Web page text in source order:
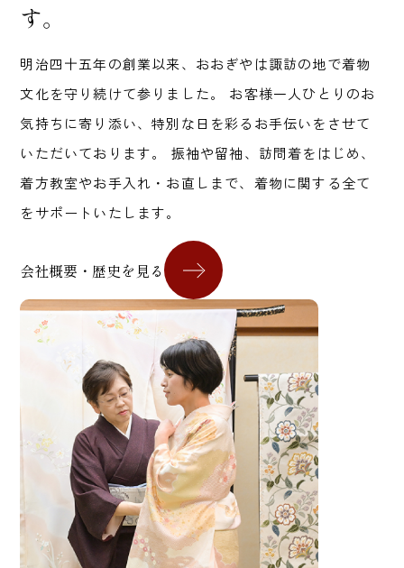
す。
明治四十五年の創業以来、おおぎやは諏訪の地で着物
文化を守り続けて参りました。 お客様一人ひとりのお
気持ちに寄り添い、特別な日を彩るお手伝いをさせて
いただいております。 振袖や留袖、訪問着をはじめ、
着方教室やお手入れ・お直しまで、着物に関する全て
をサポートいたします。
会社概要・歴史を見る